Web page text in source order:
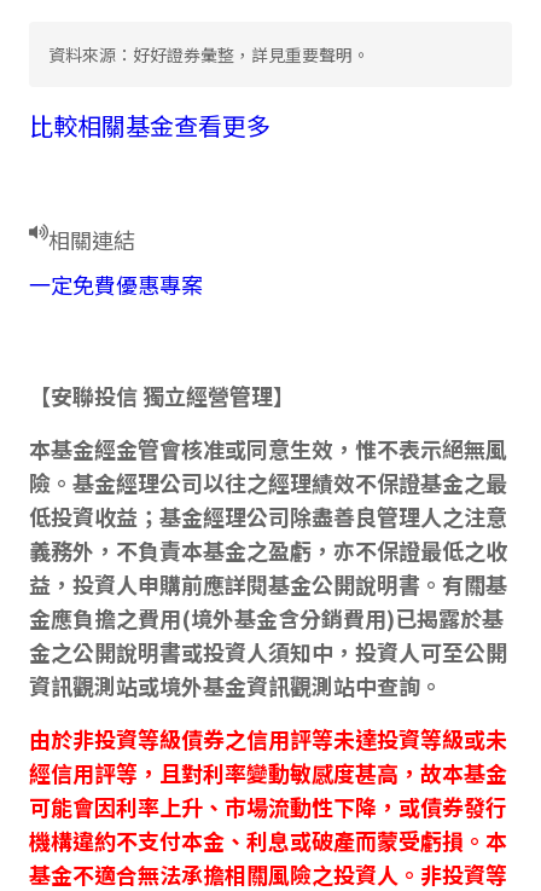
資料來源：好好證券彙整，詳見重要聲明。
比較相關基金查看更多
相關連結
一定免費優惠專案
【安聯投信 獨立經營管理】
本基金經金管會核准或同意生效，惟不表示絕無風
險。基金經理公司以往之經理績效不保證基金之最
低投資收益；基金經理公司除盡善良管理人之注意
義務外，不負責本基金之盈虧，亦不保證最低之收
益，投資人申購前應詳閱基金公開說明書。有關基
金應負擔之費用(境外基金含分銷費用)已揭露於基
金之公開說明書或投資人須知中，投資人可至公開
資訊觀測站或境外基金資訊觀測站中查詢。
由於非投資等級債券之信用評等未達投資等級或未
經信用評等，且對利率變動敏感度甚高，故本基金
可能會因利率上升、市場流動性下降，或債券發行
機構違約不支付本金、利息或破產而蒙受虧損。本
基金不適合無法承擔相關風險之投資人。非投資等